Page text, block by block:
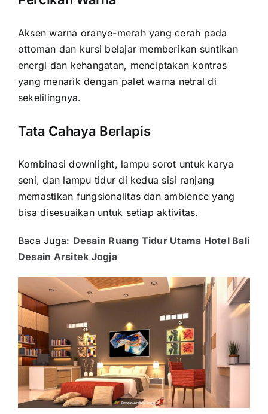
Aksen warna oranye-merah yang cerah pada
ottoman dan kursi belajar memberikan suntikan
energi dan kehangatan, menciptakan kontras
yang menarik dengan palet warna netral di
sekelilingnya.
Tata Cahaya Berlapis
Kombinasi downlight, lampu sorot untuk karya
seni, dan lampu tidur di kedua sisi ranjang
memastikan fungsionalitas dan ambience yang
bisa disesuaikan untuk setiap aktivitas.
Baca Juga: Desain Ruang Tidur Utama Hotel Bali
Desain Arsitek Jogja